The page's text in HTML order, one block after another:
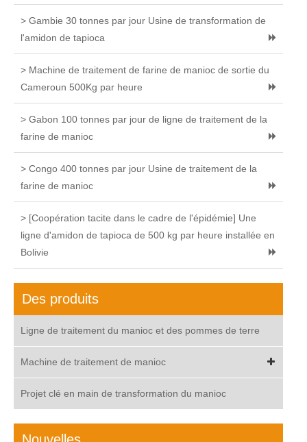
> Gambie 30 tonnes par jour Usine de transformation de
l'amidon de tapioca
> Machine de traitement de farine de manioc de sortie du
Cameroun 500Kg par heure
> Gabon 100 tonnes par jour de ligne de traitement de la
farine de manioc
> Congo 400 tonnes par jour Usine de traitement de la
farine de manioc
> [Coopération tacite dans le cadre de l'épidémie] Une
ligne d'amidon de tapioca de 500 kg par heure installée en
Bolivie
Des produits
Ligne de traitement du manioc et des pommes de terre
Machine de traitement de manioc
Projet clé en main de transformation du manioc